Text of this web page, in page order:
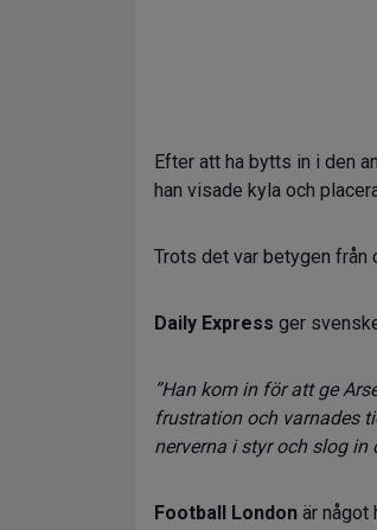
Efter att ha bytts in i den
han visade kyla och
Trots det var betygen från
Daily Express ger
”Han kom in för att ge
frustration och varnades
nerverna i styr och slog
Football London är något